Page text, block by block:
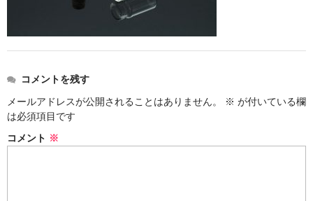
ふた付き
コメントを残す
メールアドレスが公開されることはありません。
※ が付いている欄
は必須項目です
コメント ※